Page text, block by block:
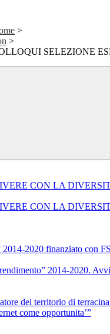
>
>
SELEZIONE
CON LA
CON LA
2020 finanziato con
2014-2020.
del territorio di
come opportunita’”